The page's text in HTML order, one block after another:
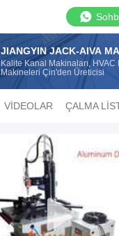
JIANGYIN JACK-AIVA
Kalite Kanal Makinaları,
Makineleri Çin'den Üreticisi
VIDEOLAR ÇALMA